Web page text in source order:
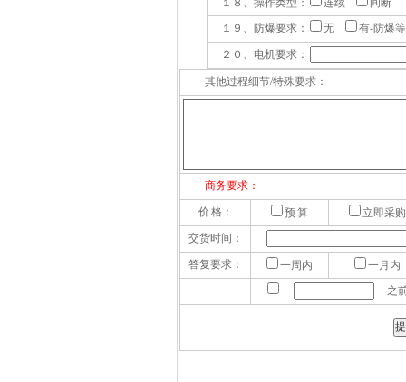
１８、操作类型： 连续
间断
１９、防爆要求：
无 有-防爆
２０、电机要求：
其他过程细节/特殊要求：
商务要求：
价 格： 预 算
立即采购
交货时间：
答复要求： 一周内
一月内
之